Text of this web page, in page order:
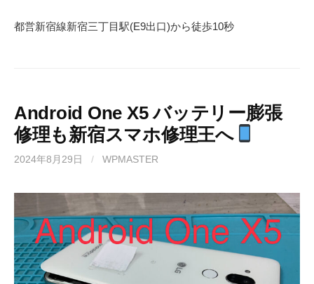
都営新宿線新宿三丁目駅(E9出口)から徒歩10秒
Android One X5 バッテリー膨張
修理も新宿スマホ修理王へ
2024年8月29日 / WPMASTER